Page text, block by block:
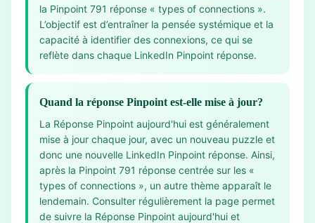
la Pinpoint 791 réponse « types of connections ».
L’objectif est d’entraîner la pensée systémique et la
capacité à identifier des connexions, ce qui se
reflète dans chaque LinkedIn Pinpoint réponse.
Quand la réponse Pinpoint est-elle mise à jour?
La Réponse Pinpoint aujourd'hui est généralement
mise à jour chaque jour, avec un nouveau puzzle et
donc une nouvelle LinkedIn Pinpoint réponse. Ainsi,
après la Pinpoint 791 réponse centrée sur les «
types of connections », un autre thème apparaît le
lendemain. Consulter régulièrement la page permet
de suivre la Réponse Pinpoint aujourd'hui et